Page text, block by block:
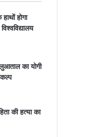
होगा
का योगी
की हत्या का